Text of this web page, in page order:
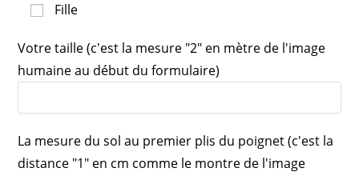
Fille
Votre taille (c'est la mesure "2" en mètre de l'image
humaine au début du formulaire)
La mesure du sol au premier plis du poignet (c'est la
distance "1" en cm comme le montre de l'image